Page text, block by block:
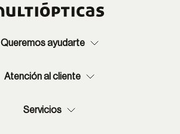
Queremos ayudarte
Atención al cliente
Servicios